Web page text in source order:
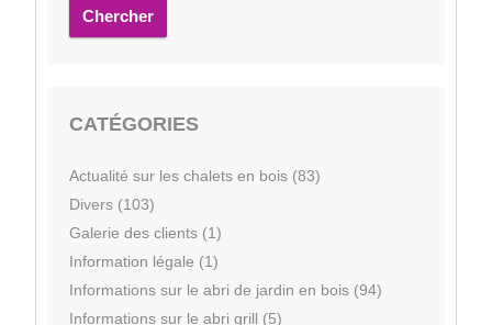
Chercher
CATÉGORIES
Actualité sur les chalets en bois (83)
Divers (103)
Galerie des clients (1)
Information légale (1)
Informations sur le abri de jardin en bois (94)
Informations sur le abri grill (5)